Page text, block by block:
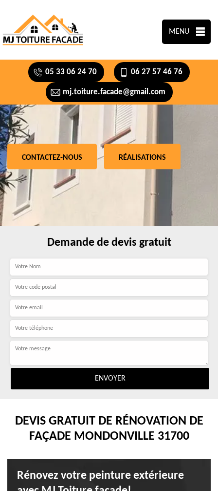
MENU
05 33 06 24 70 06 27 57 46 76
mj.toiture.facade@gmail.com
CONTACTEZ-NOUS RÉALISATIONS
Demande de devis gratuit
DEVIS GRATUIT DE RÉNOVATION DE
FAÇADE MONDONVILLE 31700
Rénovez votre peinture extérieure